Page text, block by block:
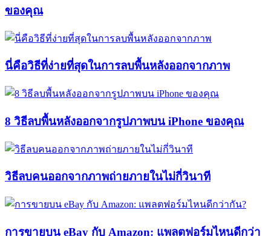
ของคุณ
นี่คือวิธีที่ง่ายที่สุดในการลบพื้นหลังออกจากภาพ
8 วิธีลบพื้นหลังออกจากรูปภาพบน iPhone ของคุณ
วิธีลบคนออกจากภาพถ่ายภายในไม่กี่วินาที
การขายบน eBay กับ Amazon: แพลตฟอร์มไหนดีกว่า